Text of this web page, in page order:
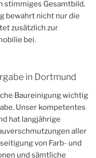
stimmiges Gesamtbild.
bewahrt nicht nur die
zusätzlich zur
bei.
in Dortmund
Baureinigung wichtig
Unser kompetentes
hat langjährige
aller
von Farb- und
und sämtliche